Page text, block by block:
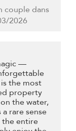
couple dans
2026
—
the most
property
the water,
rare sense
the entire